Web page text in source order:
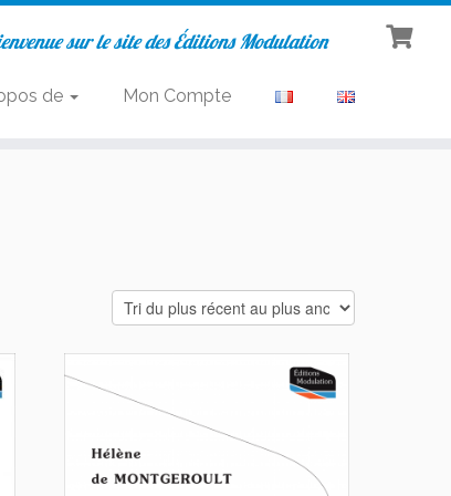
sur le site des Éditions Modulation
de Mon Compte